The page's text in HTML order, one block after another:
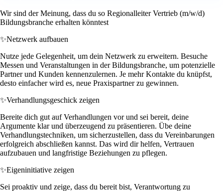
Wir sind der Meinung, dass du so Regionalleiter Vertrieb (m/w/d)
Bildungsbranche erhalten könntest
✨Netzwerk aufbauen
Nutze jede Gelegenheit, um dein Netzwerk zu erweitern. Besuche
Messen und Veranstaltungen in der Bildungsbranche, um potenzielle
Partner und Kunden kennenzulernen. Je mehr Kontakte du knüpfst,
desto einfacher wird es, neue Praxispartner zu gewinnen.
✨Verhandlungsgeschick zeigen
Bereite dich gut auf Verhandlungen vor und sei bereit, deine
Argumente klar und überzeugend zu präsentieren. Übe deine
Verhandlungstechniken, um sicherzustellen, dass du Vereinbarungen
erfolgreich abschließen kannst. Das wird dir helfen, Vertrauen
aufzubauen und langfristige Beziehungen zu pflegen.
✨Eigeninitiative zeigen
Sei proaktiv und zeige, dass du bereit bist, Verantwortung zu